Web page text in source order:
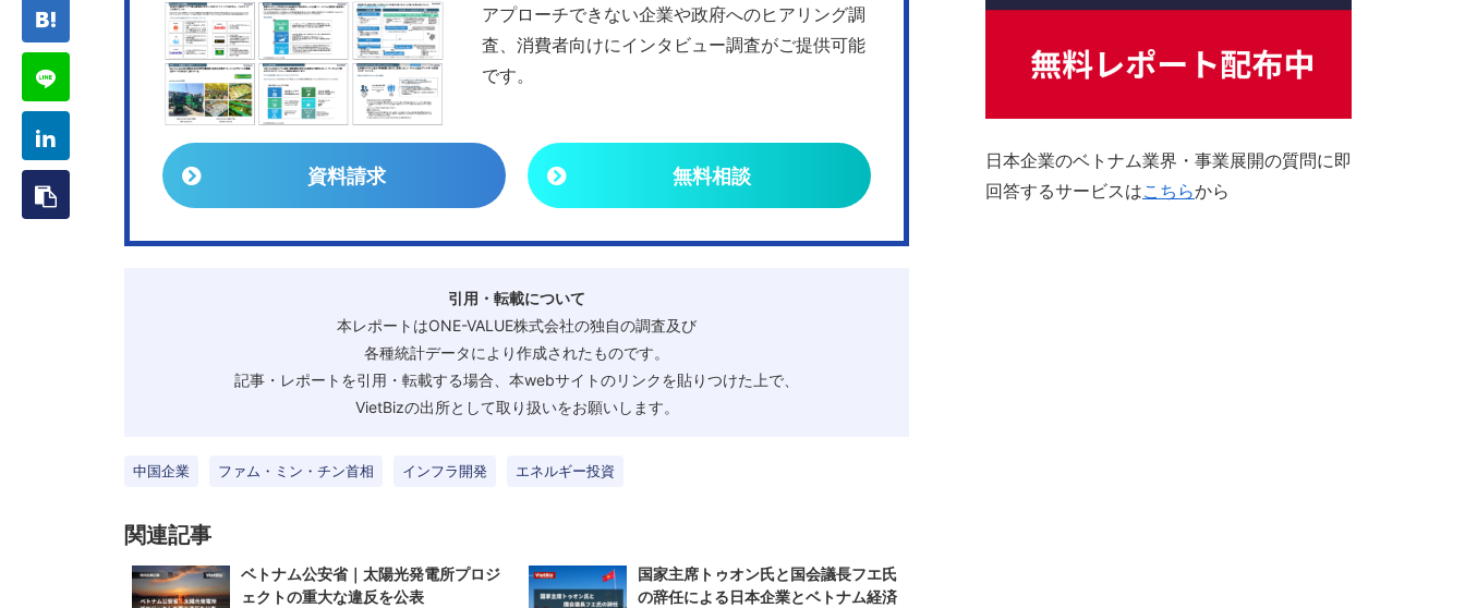
アプローチできない企業や政府へのヒアリング調
査、消費者向けにインタビュー調査がご提供可能
です。
資料請求 無料相談
引用・転載について
本レポートはONE-VALUE株式会社の独自の調査及び
各種統計データにより作成されたものです。
記事・レポートを引用・転載する場合、本webサイトのリンクを貼りつけた上で、
VietBizの出所として取り扱いをお願いします。
中国企業 ファム・ミン・チン首相 インフラ開発 エネルギー投資
関連記事
ベトナム公安省｜太陽光発電所プロジ
ェクトの重大な違反を公表
国家主席トゥオン氏と国会議長フエ氏
の辞任による日本企業とベトナム経済
日本企業のベトナム業界・事業展開の質問に即
回答するサービスはこちらから